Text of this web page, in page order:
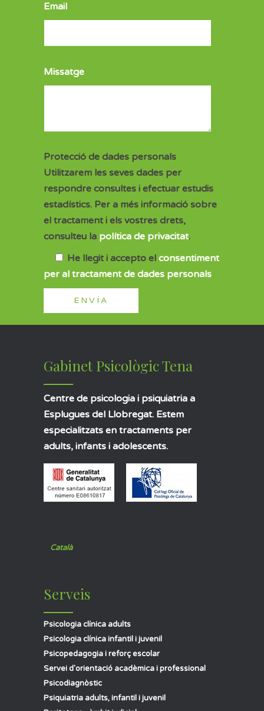
Email
Missatge
Protecció de dades personals
Utilitzarem les seves dades per
respondre consultes i efectuar estudis
estadístics. Per a més informació sobre
el tractament i els vostres drets,
consulteu la política de privacitat.
He llegit i accepto el consentiment
per al tractament de dades personals
Gabinet Psicològic Tena
Centre de psicologia i psiquiatria a
Esplugues del Llobregat. Estem
especialitzats en tractaments per
adults, infants i adolescents.
Català
Serveis
Psicologia clínica adults
Psicologia clínica infantil i juvenil
Psicopedagogia i reforç escolar
Servei d'orientació acadèmica i professional
Psicodiagnòstic
Psiquiatria adults, infantil i juvenil